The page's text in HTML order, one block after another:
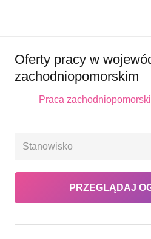
Oferty pracy w
zachodniopomorskim
Praca